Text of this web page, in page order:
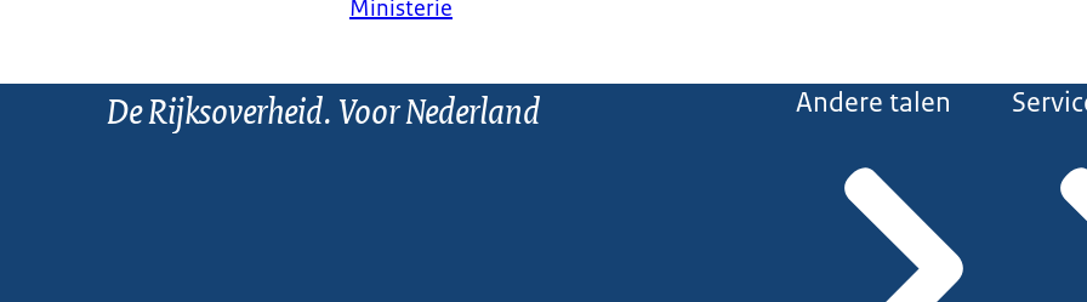
Ministerie
De Rijksoverheid. Voor Nederland Andere talen